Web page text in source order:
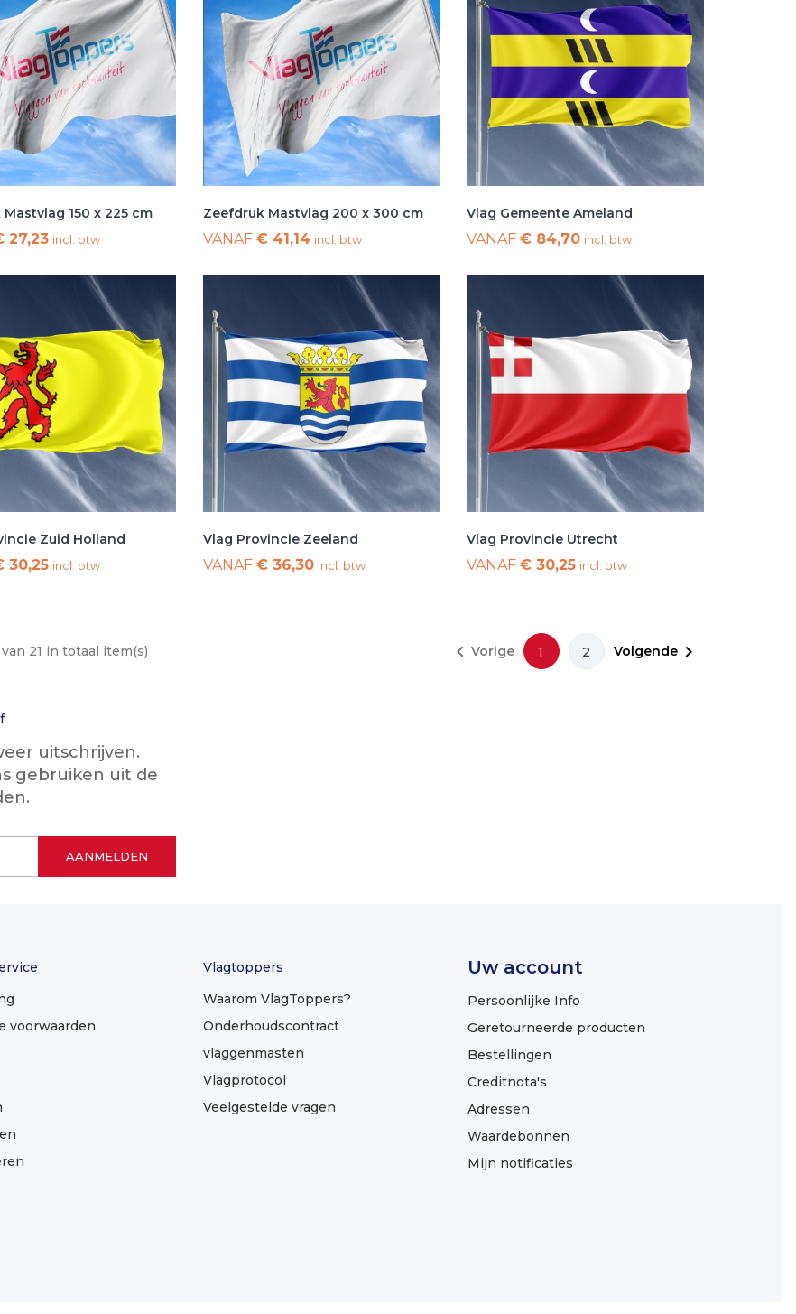
150 x 225 cm
27,23 incl. btw
Zeefdruk Mastvlag 200 x 300 cm
VANAF € 41,14 incl. btw
Vlag Gemeente Ameland
VANAF€ 84,70 incl. btw
Zuid Holland
30,25 incl. btw
Vlag Provincie Zeeland
VANAF € 36,30 incl. btw
Vlag Provincie Utrecht
VANAF€ 30,25 incl. btw
van 21 in totaal item(s)  Vorige 1 2 Volgende 
uitschrijven.
gebruiken uit de
voorwaarden
Vlagtoppers
Waarom VlagToppers?
Onderhoudscontract
vlaggenmasten
Vlagprotocol
Veelgestelde vragen
Uw account
Persoonlijke Info
Geretourneerde producten
Bestellingen
Creditnota's
Adressen
Waardebonnen
Mijn notificaties